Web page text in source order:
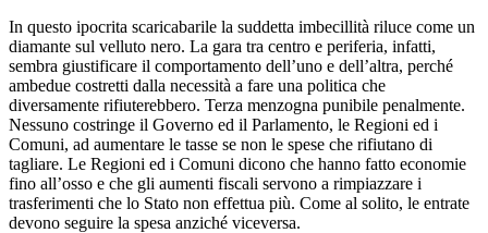
In questo ipocrita scaricabarile la suddetta imbecillità riluce come un
diamante sul velluto nero. La gara tra centro e periferia, infatti,
sembra giustificare il comportamento dell’uno e dell’altra, perché
ambedue costretti dalla necessità a fare una politica che
diversamente rifiuterebbero. Terza menzogna punibile penalmente.
Nessuno costringe il Governo ed il Parlamento, le Regioni ed i
Comuni, ad aumentare le tasse se non le spese che rifiutano di
tagliare. Le Regioni ed i Comuni dicono che hanno fatto economie
fino all’osso e che gli aumenti fiscali servono a rimpiazzare i
trasferimenti che lo Stato non effettua più. Come al solito, le entrate
devono seguire la spesa anziché viceversa.